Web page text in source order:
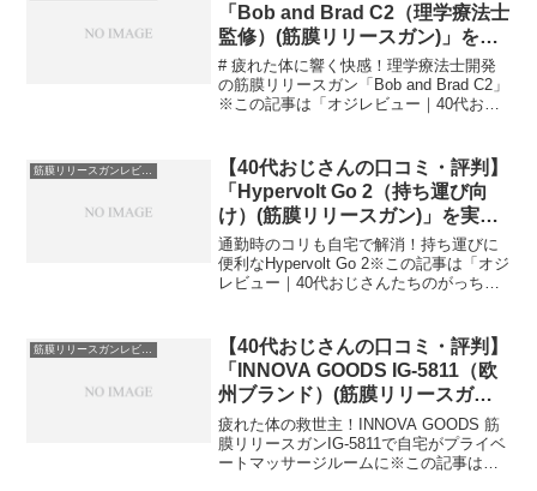
「Bob and Brad C2（理学療法士
監修）(筋膜リリースガン)」を実
際に使ってみた正直感想
# 疲れた体に響く快感！理学療法士開発
の筋膜リリースガン「Bob and Brad C2」
※この記事は「オジレビュー｜40代おじ
日、編集部が紹介したいのが「Bob an...
筋膜リリースガンレビュー
【40代おじさんの口コミ・評判】
「Hypervolt Go 2（持ち運び向
け）(筋膜リリースガン)」を実際
に使ってみた正直感想
通勤時のコリも自宅で解消！持ち運びに
便利なHypervolt Go 2※この記事は「オジ
レビュー｜40代おじさんたちのがっち口
たいのが「Hypervolt Go 2」で...
筋膜リリースガンレビュー
【40代おじさんの口コミ・評判】
「INNOVA GOODS IG-5811（欧
州ブランド）(筋膜リリースガ
ン)」を実際に使ってみた正直感
想
疲れた体の救世主！INNOVA GOODS 筋
膜リリースガンIG-5811で自宅がプライベ
ートマッサージルームに※この記事は